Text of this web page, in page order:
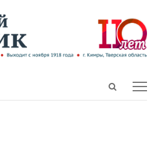
Open